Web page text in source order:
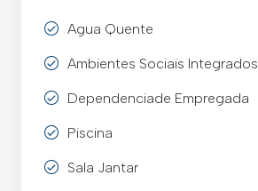
Agua Quente
Ambientes Sociais Integrados
Dependenciade Empregada
Piscina
Sala Jantar